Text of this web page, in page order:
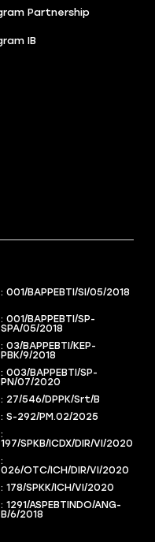
Partnership
IB
: 001/BAPPEBTI/SI/05/2018
: 001/BAPPEBTI/SP-
SPA/05/2018
: 03/BAPPEBTI/KEP-
PBK/9/2018
: 003/BAPPEBTI/SP-
PN/07/2020
: 27/546/DPPK/Srt/B
: S-292/PM.02/2025
:
197/SPKB/ICDX/DIR/VI/2020
:
026/OTC/ICH/DIR/VI/2020
: 178/SPKK/ICH/VI/2020
: 1291/ASPEBTINDO/ANG-
B/6/2018